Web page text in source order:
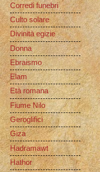
Corredi funebri
Culto solare
Divinità egizie
Donna
Ebraismo
Elam
Età romana
Fiume Nilo
Geroglifici
Giza
Hadramawt
Hathor